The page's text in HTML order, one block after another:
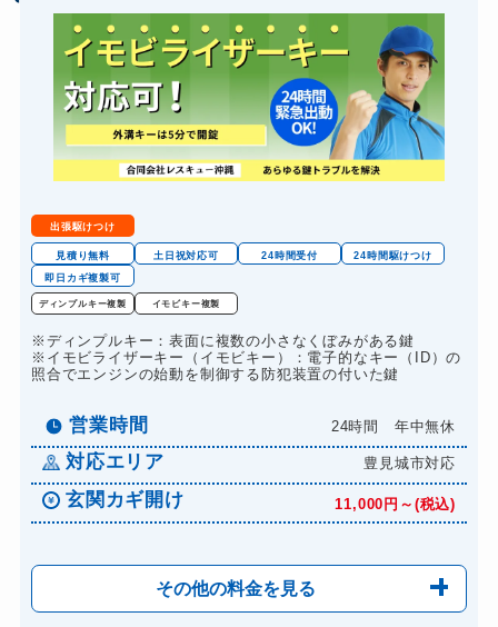
バイクカギ作成 16,500円～(税込)
スーツケースカギ開け 8,800円～(税込)
スーツケースカギ作成 8,800円～(税込)
金庫カギ開け 14,300円～(税込)
金庫カギ修理 11,000円～(税込)
金庫カギ交換
ロッカーカギ開け 8,800円～(税込)
ドアノブカギ開け
8,800円～(税込)
ドアノブカギ交換 11,000円～(税込)
出張駆けつけ
見積り無料 土日祝対応可 24時間受付
24時間駆けつけ
即日カギ複製可
ディンプルキー複製 イモビキー複製
※ディンプルキー：表面に複数の小さなくぼみがある鍵
※イモビライザーキー（イモビキー）：電子的なキー（ID）の
照合でエンジンの始動を制御する防犯装置の付いた鍵
営業時間 24時間 年中無休
対応エリア 豊見城市対応
玄関カギ開け 11,000円～(税込)
その他の料金を見る